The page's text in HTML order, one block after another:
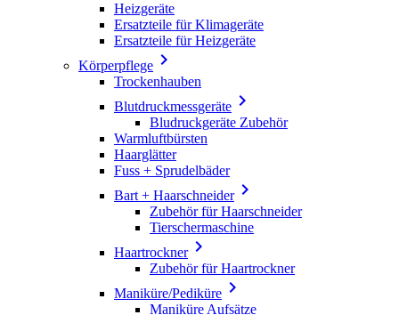
Heizgeräte
Ersatzteile für Klimageräte
Ersatzteile für Heizgeräte
Körperpflege 
Trockenhauben
Blutdruckmessgeräte 
Bludruckgeräte Zubehör
Warmluftbürsten
Haarglätter
Fuss + Sprudelbäder
Bart + Haarschneider
Zubehör für Haarschneider
Tierschermaschine
Haartrockner
Zubehör für Haartrockner
Maniküre/Pediküre 
Maniküre Aufsätze